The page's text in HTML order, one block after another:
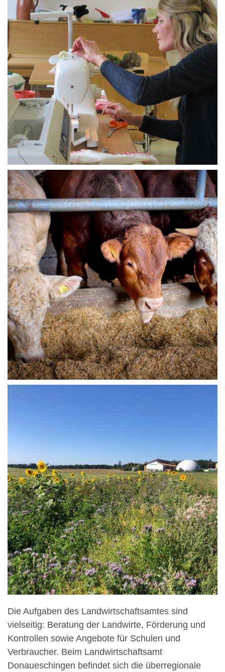
Die Aufgaben des Landwirtschaftsamtes sind
vielseitig: Beratung der Landwirte, Förderung und
Kontrollen sowie Angebote für Schulen und
Verbraucher. Beim Landwirtschaftsamt
Donaueschingen befindet sich die überregionale